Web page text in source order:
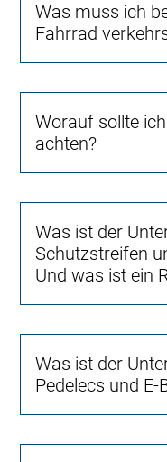
Was muss ich
Fahrrad
Worauf sollte
achten?
Was ist der
Schutzstreifen
Und was ist ein
Was ist der
Pedelecs und E-